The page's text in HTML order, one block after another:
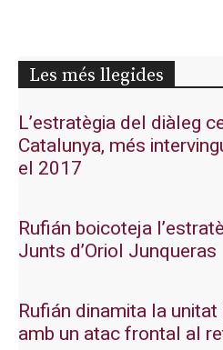
Les més llegides
L’estratègia del diàleg
Catalunya, més
el 2017
Rufián boicoteja
Junts d’Oriol Junqueras
Rufián dinamita la
amb un atac frontal al